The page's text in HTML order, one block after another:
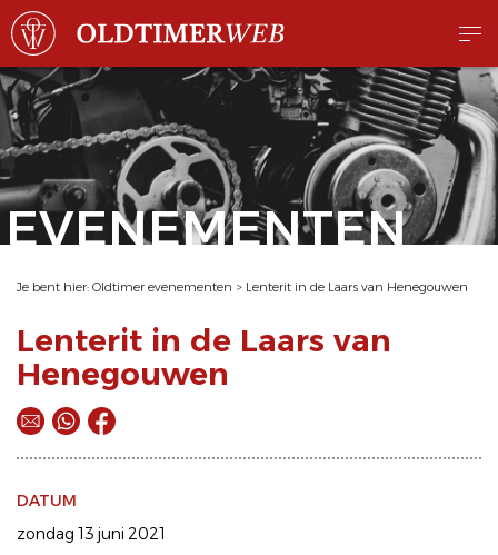
EVENEMENTEN
Je bent hier: Oldtimer evenementen > Lenterit in de Laars van Henegouwen
Lenterit in de Laars van
Henegouwen
DATUM
zondag 13 juni 2021